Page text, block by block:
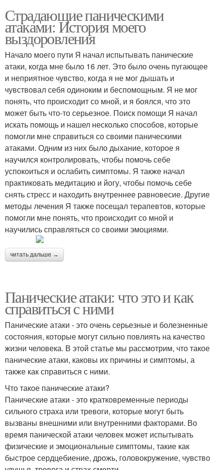
Страдающие паническими
атаками: История моего
выздоровления
Начало моего пути Я начал испытывать панические
атаки, когда мне было 16 лет. Это было очень пугающее
и неприятное чувство, когда я не мог дышать и
чувствовал себя одиноким и беспомощным. Я не мог
понять, что происходит со мной, и я боялся, что это
может быть что-то серьезное. Поиск помощи Я начал
искать помощь и нашел несколько способов, которые
помогли мне справиться со своими паническими
атаками. Одним из них было дыхание, которое я
научился контролировать, чтобы помочь себе
успокоиться и ослабить симптомы. Я также начал
практиковать медитацию и йогу, чтобы помочь себе
снять стресс и находить внутреннее равновесие. Другие
методы лечения Я также посещал терапевтов, которые
помогли мне понять, что происходит со мной и
научились справляться со своими эмоциями.
читать дальше →
Панические атаки: что это и как
справиться с ними
Панические атаки - это очень серьезные и болезненные
состояния, которые могут сильно повлиять на качество
жизни человека. В этой статье мы рассмотрим, что такое
панические атаки, каковы их причины и симптомы, а
также как справиться с ними.
Что такое панические атаки?
Панические атаки - это кратковременные периоды
сильного страха или тревоги, которые могут быть
вызваны внешними или внутренними факторами. Во
время панической атаки человек может испытывать
физические и эмоциональные симптомы, такие как
быстрое сердцебиение, дрожь, головокружение, чувство